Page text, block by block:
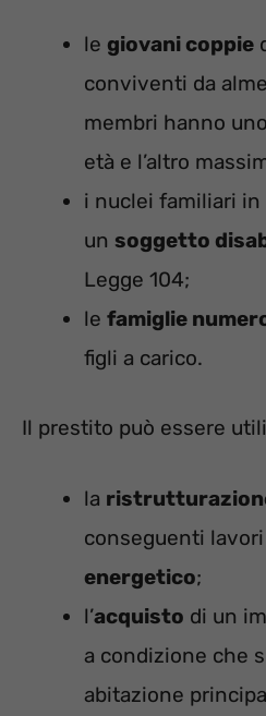
le giovani coppie
conviventi da
membri hanno
età e l’altro
i nuclei familiari
un soggetto
Legge 104;
le famiglie
figli a carico.
Il prestito può essere
la
conseguenti
energetico;
l’acquisto di un
a condizione che
abitazione